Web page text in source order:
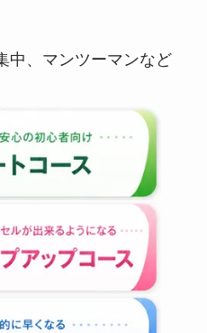
中、マンツーマンなど